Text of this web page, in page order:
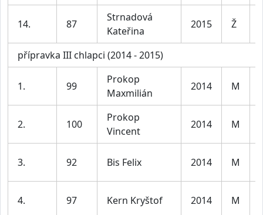
14. 87
Strnadová
Kateřina
2015 Ž
přípravka III chlapci (2014 - 2015)
1. 99
Prokop
Maxmilián
2014 M
2. 100
Prokop
Vincent
2014 M
3. 92 Bis Felix 2014 M
4. 97 Kern Kryštof 2014 M